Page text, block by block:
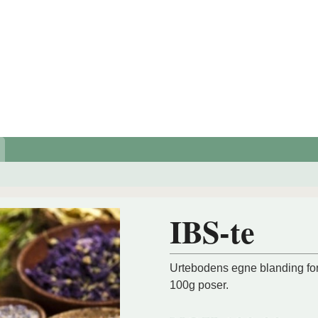
IBS-te
Urtebodens egne blanding
100g poser.